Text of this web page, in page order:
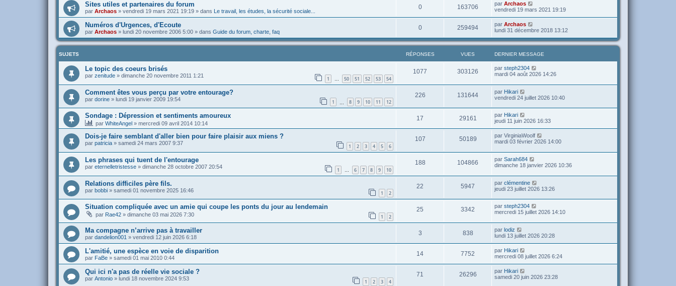
Sites utiles et partenaires du forum
par Archaos » vendredi 19 mars 2021 19:19 » dans Le travail, les études, la sécurité sociale...
0 163706 par Archaos
vendredi 19 mars 2021 19:19
Numéros d'Urgences, d'Ecoute
par Archaos » lundi 20 novembre 2006 5:00 » dans Guide du forum, charte, faq
0 259494 par Archaos
lundi 31 décembre 2018 13:12
SUJETS RÉPONSES VUES DERNIER MESSAGE
Le topic des coeurs brisés
par zenitude » dimanche 20 novembre 2011 1:21 1 … 50 51 52 53 54
1077 303126 par steph2304
mardi 04 août 2026 14:26
Comment êtes vous perçu par votre entourage?
par dorine » lundi 19 janvier 2009 19:54 1 8 9 10 11 12
226 131644 par Hikari
vendredi 24 juillet 2026 10:40
Sondage : Dépression et sentiments amoureux
par WhiteAngel » mercredi 09 avril 2014 10:14
17 29161 par Hikari
jeudi 11 juin 2026 16:33
Dois-je faire semblant d'aller bien pour faire plaisir aux miens ?
par patricia » samedi 24 mars 2007 9:37 1 2 3 4 5 6
107 50189 par VirginiaWoolf
mardi 03 février 2026 14:00
Les phrases qui tuent de l'entourage
par eternelletristesse » dimanche 28 octobre 2007 20:54 1 … 6 7 8 9 10
188 104866 par Sarah684
dimanche 18 janvier 2026 10:36
Relations difficiles père fils.
par bobbi » samedi 01 novembre 2025 16:46 1 2
22 5947 par clémentine
jeudi 23 juillet 2026 13:26
Situation compliquée avec un amie qui coupe les ponts du jour au lendemain
par Rae42 » dimanche 03 mai 2026 7:30 1 2
25 3342 par steph2304
mercredi 15 juillet 2026 14:10
Ma compagne n’arrive pas à travailler
par dandelion001 » vendredi 12 juin 2026 6:18
3 838 par lodiz
lundi 13 juillet 2026 20:28
L'amitié, une espèce en voie de disparition
par FaBe » samedi 01 mai 2010 0:44
14 7752 par Hikari
mercredi 08 juillet 2026 6:24
Qui ici n'a pas de réelle vie sociale ?
par Antonio » lundi 18 novembre 2024 9:53 1 2 3 4
71 26296 par Hikari
samedi 20 juin 2026 23:28